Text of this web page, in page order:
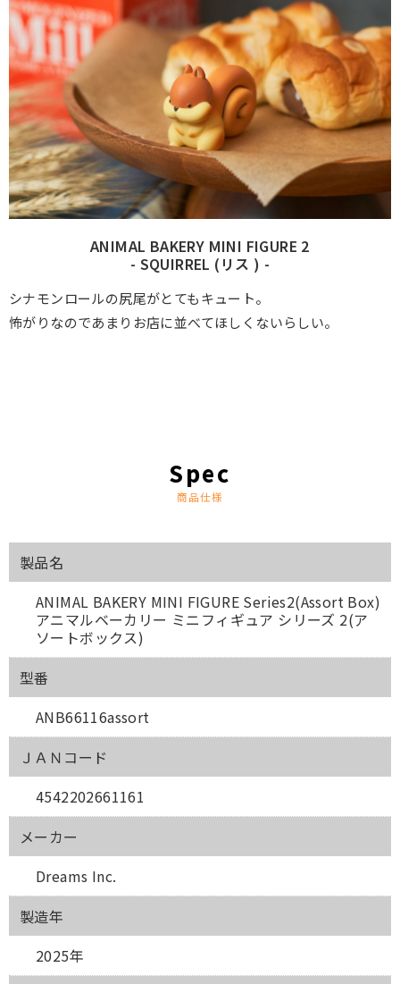
ANIMAL BAKERY MINI FIGURE 2
- SQUIRREL (リス ) -
シナモンロールの尻尾がとてもキュート。
怖がりなのであまりお店に並べてほしくないらしい。
商品仕様
製品名
ANIMAL BAKERY MINI FIGURE Series2(Assort Box)
アニマルベーカリー ミニフィギュア シリーズ 2(ア
ソートボックス)
型番
ANB66116assort
ＪＡＮコード
4542202661161
メーカー
Dreams Inc.
製造年
2025年